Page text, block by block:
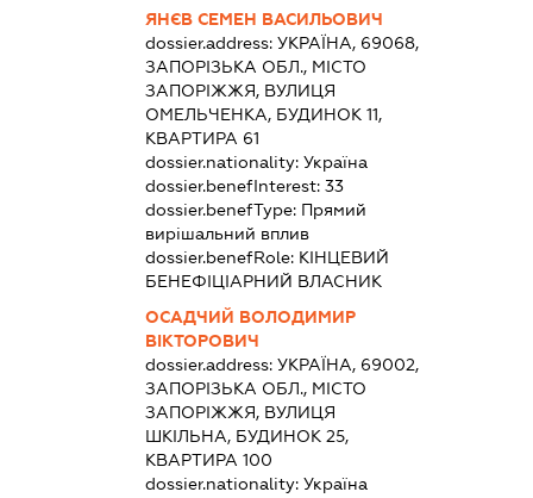
ЯНЄВ СЕМЕН ВАСИЛЬОВИЧ
dossier.address: УКРАЇНА, 69068,
ЗАПОРІЗЬКА ОБЛ., МІСТО
ЗАПОРІЖЖЯ, ВУЛИЦЯ
ОМЕЛЬЧЕНКА, БУДИНОК 11,
КВАРТИРА 61
dossier.nationality: Україна
dossier.benefInterest: 33
dossier.benefType: Прямий
вирішальний вплив
dossier.benefRole: КІНЦЕВИЙ
БЕНЕФІЦІАРНИЙ ВЛАСНИК
ОСАДЧИЙ ВОЛОДИМИР
ВІКТОРОВИЧ
dossier.address: УКРАЇНА, 69002,
ЗАПОРІЗЬКА ОБЛ., МІСТО
ЗАПОРІЖЖЯ, ВУЛИЦЯ
ШКІЛЬНА, БУДИНОК 25,
КВАРТИРА 100
dossier.nationality: Україна